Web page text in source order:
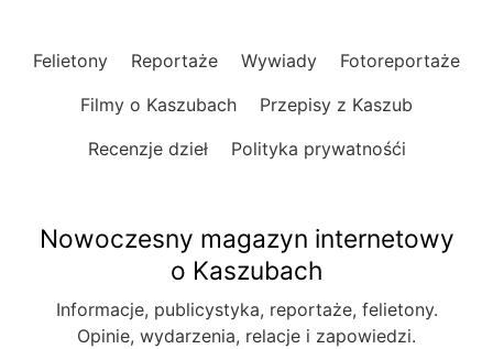
Felietony Reportaże Wywiady
Fotoreportaże
Filmy o Kaszubach
Przepisy z Kaszub
Recenzje dzieł
Polityka prywatnośći
Nowoczesny magazyn internetowy
o Kaszubach
Informacje, publicystyka, reportaże, felietony.
Opinie, wydarzenia, relacje i zapowiedzi.